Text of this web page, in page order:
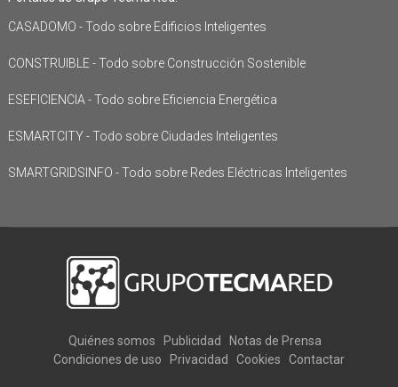
CASADOMO - Todo sobre Edificios Inteligentes
CONSTRUIBLE - Todo sobre Construcción Sostenible
ESEFICIENCIA - Todo sobre Eficiencia Energética
ESMARTCITY - Todo sobre Ciudades Inteligentes
SMARTGRIDSINFO - Todo sobre Redes Eléctricas Inteligentes
Quiénes somos Publicidad
Notas de Prensa
Condiciones de uso
Privacidad Cookies Contactar